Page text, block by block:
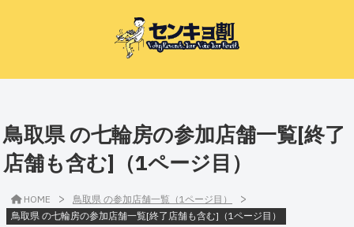
鳥取県 の七輪房の参加店舗一覧[終了
店舗も含む]（1ページ目）
HOME > 鳥取県 の参加店舗一覧（1ページ目） >
鳥取県 の七輪房の参加店舗一覧[終了店舗も含む]（1ページ目）